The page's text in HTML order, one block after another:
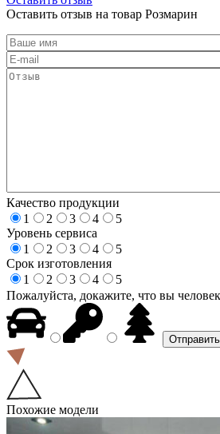
Оставить отзыв на товар Розмарин
Качество продукции
1
2 3 4
5
Уровень сервиса
1
2 3 4
5
Срок изготовления
1
2 3 4
5
Пожалуйста, докажите, что вы
Похожие модели